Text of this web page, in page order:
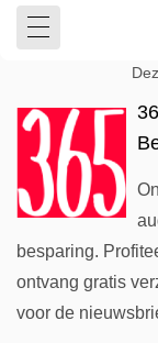
besparing.
ontvang gratis
voor de